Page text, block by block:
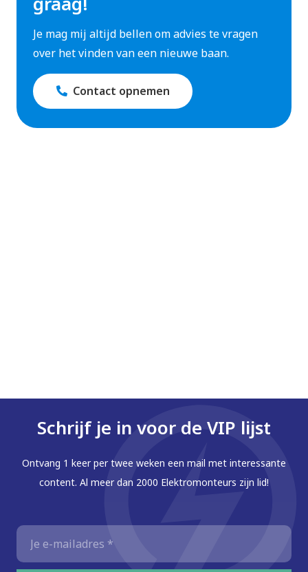
Je mag mij altijd bellen om advies te vragen
over het vinden van een nieuwe baan.
Contact opnemen
Schrijf je in voor de VIP lijst
Ontvang 1 keer per twee weken een mail met interessante
content. Al meer dan 2000 Elektromonteurs zijn lid!
E-
mailadres